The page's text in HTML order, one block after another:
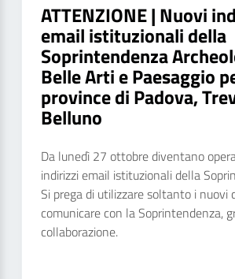
ATTENZIONE | Nuovi
email istituzionali della
Soprintendenza
Belle Arti e Paesaggio
province di Padova,
Belluno
Da lunedì 27 ottobre diventano
indirizzi email istituzionali della
Si prega di utilizzare soltanto i nuovi
comunicare con la Soprintendenza,
collaborazione.